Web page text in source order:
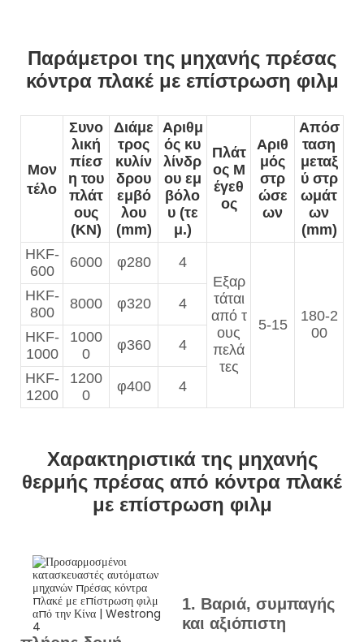
Παράμετροι της μηχανής πρέσας
κόντρα πλακέ με επίστρωση φιλμ
Μον
τέλο
Συνο
λική
πίεσ
η του
πλάτ
ους
(KN)
Διάμε
τρος
κυλίν
δρου
εμβό
λου
(mm)
Αριθμ
ός κυ
λίνδρ
ου εμ
βόλο
υ (τε
μ.)
Πλάτ
ος Μ
έγεθ
ος
Αριθ
μός
στρ
ώσε
ων
Απόσ
ταση
μεταξ
ύ στρ
ωμάτ
ων
(mm)
HKF-
600
6000 φ280
4
Εξαρ
τάται
από τ
ους
πελά
τες
5-15
180-2
00
HKF-
800
8000 φ320 4
HKF-
1000
1000
0
φ360 4
HKF-
1200
1200
0
φ400 4
Χαρακτηριστικά της μηχανής
θερμής πρέσας από κόντρα πλακέ
με επίστρωση φιλμ
1. Βαριά, συμπαγής
και αξιόπιστη